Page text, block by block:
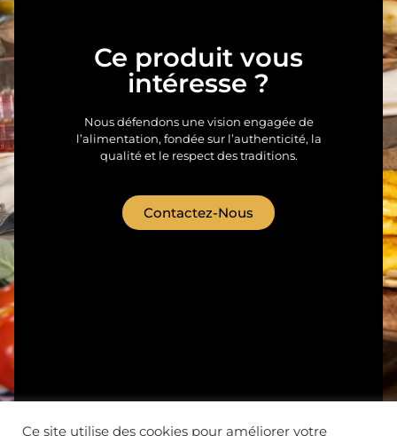
Ce produit vous
intéresse ?
Nous défendons une vision engagée de
l’alimentation, fondée sur l’authenticité, la
qualité et le respect des traditions.
Contactez-Nous
Ce site utilise des cookies pour améliorer votre